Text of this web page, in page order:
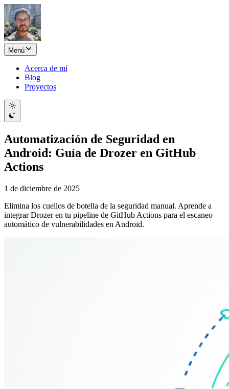
Menú
Acerca de mí
Blog
Proyectos
Automatización de Seguridad en
Android: Guía de Drozer en GitHub
Actions
1 de diciembre de 2025
Elimina los cuellos de botella de la seguridad manual. Aprende a
integrar Drozer en tu pipeline de GitHub Actions para el escaneo
automático de vulnerabilidades en Android.